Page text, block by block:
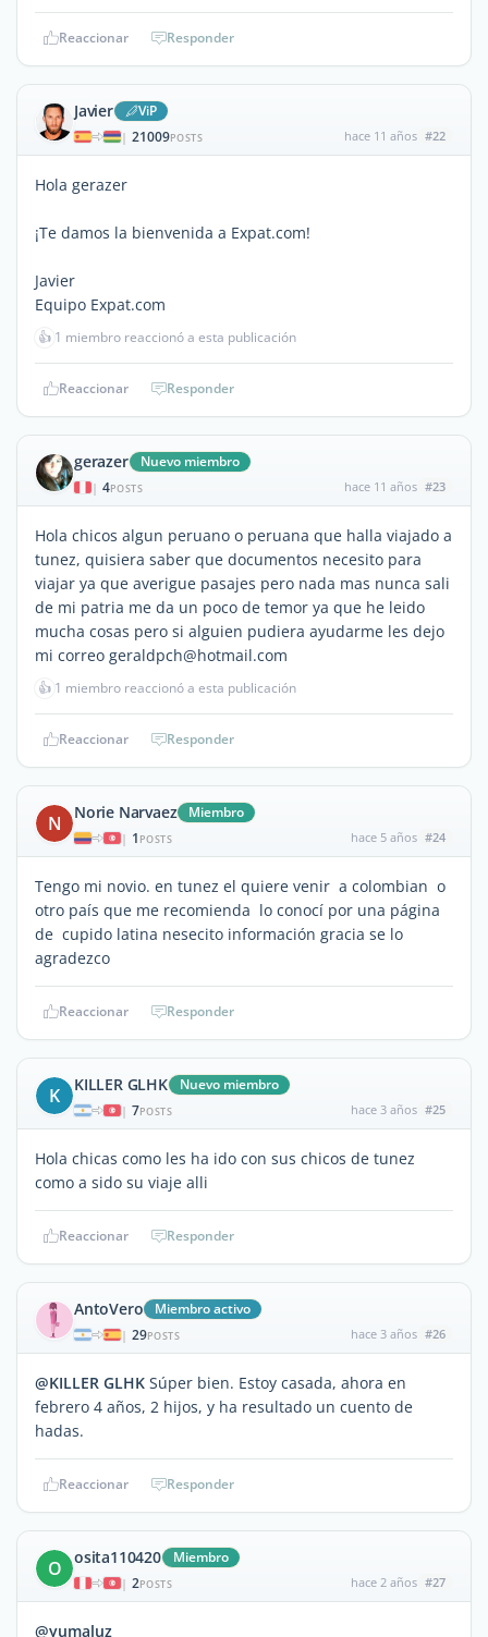
Reaccionar Responder
Javier ViP
| 21009POSTS hace 11 años #22
Hola gerazer
¡Te damos la bienvenida a Expat.com!
Javier
Equipo Expat.com
👍 1 miembro reaccionó a esta publicación
Reaccionar Responder
gerazer Nuevo miembro
| 4POSTS hace 11 años #23
Hola chicos algun peruano o peruana que halla viajado a
tunez, quisiera saber que documentos necesito para
viajar ya que averigue pasajes pero nada mas nunca sali
de mi patria me da un poco de temor ya que he leido
mucha cosas pero si alguien pudiera ayudarme les dejo
mi correo geraldpch@hotmail.com
👍 1 miembro reaccionó a esta publicación
Reaccionar Responder
N Norie Narvaez Miembro
| 1 POSTS hace 5 años #24
Tengo mi novio. en tunez el quiere venir a colombian o
otro país que me recomienda lo conocí por una página
de cupido latina nesecito información gracia se lo
agradezco
Reaccionar Responder
K KILLER GLHK Nuevo miembro
| 7POSTS hace 3 años #25
Hola chicas como les ha ido con sus chicos de tunez
como a sido su viaje alli
Reaccionar Responder
AntoVero Miembro activo
| 29POSTS hace 3 años #26
@KILLER GLHK Súper bien. Estoy casada, ahora en
febrero 4 años, 2 hijos, y ha resultado un cuento de
hadas.
Reaccionar Responder
O osita110420 Miembro
| 2POSTS hace 2 años #27
@yumaluz